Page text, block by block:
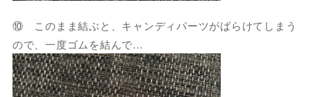
⑩ このまま結ぶと、キャンディパーツがばらけてしまう
ので、一度ゴムを結んで…